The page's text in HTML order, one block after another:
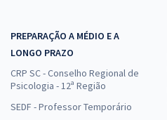
PREPARAÇÃO A MÉDIO E A
LONGO PRAZO
CRP SC - Conselho Regional de
Psicologia - 12ª Região
SEDF - Professor Temporário